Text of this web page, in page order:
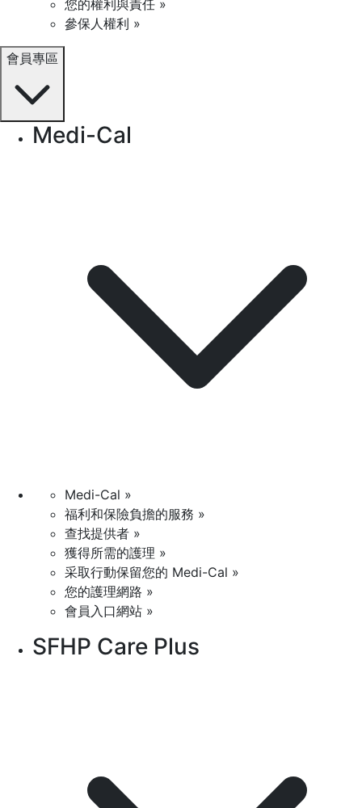
您的權利與責任 »
參保人權利 »
會員專區
Medi-Cal
Medi-Cal »
福利和保險負擔的服務 »
查找提供者 »
獲得所需的護理 »
采取行動保留您的 Medi-Cal »
您的護理網路 »
會員入口網站 »
SFHP Care Plus